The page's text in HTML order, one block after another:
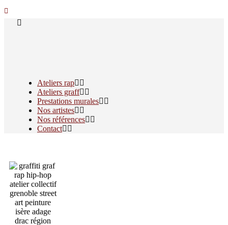
Ateliers rap
Ateliers graff
Prestations murales
Nos artistes
Nos références
Contact